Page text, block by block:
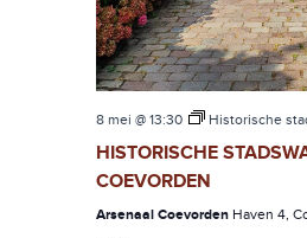
8 mei @ 13:30 Historische
HISTORISCHE
COEVORDEN
Arsenaal Coevorden Haven 4,